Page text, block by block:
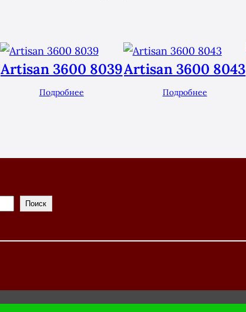
Artisan 3600 8039
Подробнее
Artisan 3600 8043
Подробнее
Поиск